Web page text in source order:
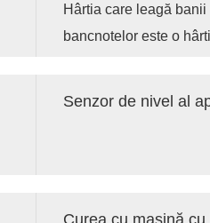
Hârtia care leagă
bancnotelor este o
Senzor de nivel al
Curea cu mașină cu